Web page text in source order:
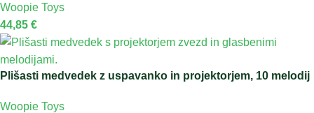
Woopie Toys
44,85 €
Plišasti medvedek z uspavanko in projektorjem, 10 melodij
Woopie Toys